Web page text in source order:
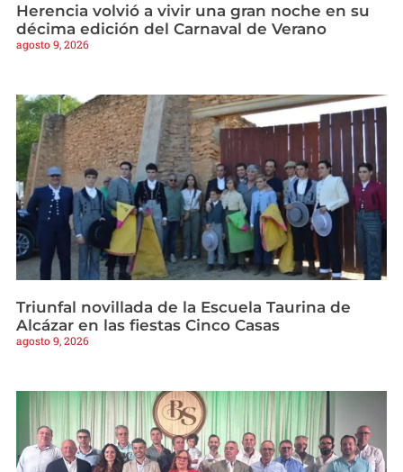
Herencia volvió a vivir una gran noche en su
décima edición del Carnaval de Verano
agosto 9, 2026
Triunfal novillada de la Escuela Taurina de
Alcázar en las fiestas Cinco Casas
agosto 9, 2026